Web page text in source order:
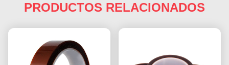
PRODUCTOS RELACIONADOS